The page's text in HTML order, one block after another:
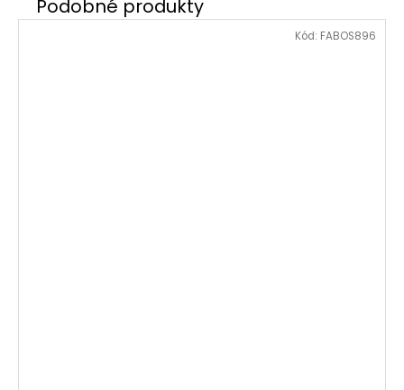
Kód: FABOS896